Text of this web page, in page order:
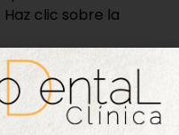
clic sobre la